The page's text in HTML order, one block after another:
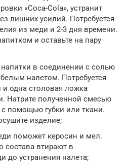
«Coca-Cola», устранит
лишних усилий. Потребуется
из меди и 2-3 дня времени.
и оставьте на пару
в соединении с солью
налетом. Потребуется
и одна столовая ложка
Натрите полученной смесью
с помощью губки или ткани.
изделие;
поможет керосин и мел.
состава втирают в
до устранения налета;